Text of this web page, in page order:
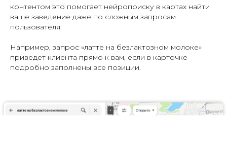
контентом это помогает нейропоиску в картах найти
ваше заведение даже по сложным запросам
пользователя.
Например, запрос «латте на безлактозном молоке»
приведет клиента прямо к вам, если в карточке
подробно заполнены все позиции.